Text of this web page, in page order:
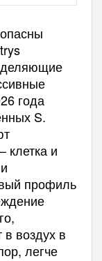
года
S.
клетка и
профиль
воздух в
легче